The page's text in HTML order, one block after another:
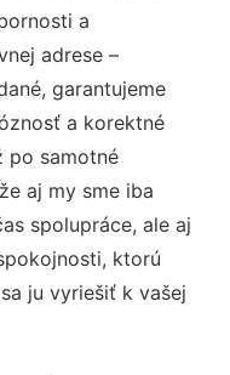
a
adrese –
garantujeme
a korektné
po samotné
aj my sme iba
spolupráce, ale aj
ktorú
ju vyriešiť k vašej